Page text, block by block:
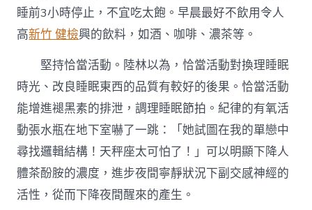
睡前3小時停止，不宜吃太飽。早晨最好不飲用令人
高新竹 健檢興的飲料，如酒、咖啡、濃茶等。
堅持恰當活動。陸林以為，恰當活動對換理睡眠
時光、改良睡眠東西的品質有較好的後果。恰當活動
能增進褪黑素的排泄，調理睡眠節拍。紀律的有氧活
動張水瓶在地下室嚇了一跳：「她試圖在我的單戀中
尋找邏輯結構！天秤座太可怕了！」可以明顯下降人
體茶酚胺的濃度，進步夜間寧靜狀況下副交感神經的
活性，從而下降夜間醒來的產生。